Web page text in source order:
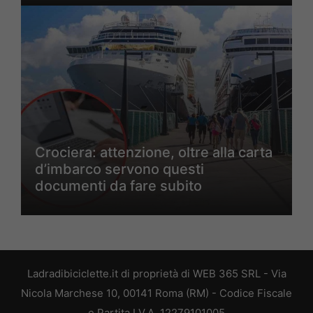
Crociera: attenzione, oltre alla carta
d’imbarco servono questi
documenti da fare subito
Ladradibiciclette.it di proprietà di WEB 365 SRL - Via
Nicola Marchese 10, 00141 Roma (RM) - Codice Fiscale